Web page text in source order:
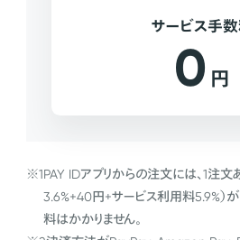
サービス手
0 円
※1PAY IDアプリからの注文には、1注
3.6%+40円+サービス利用料5.9%）が
料はかかりません。